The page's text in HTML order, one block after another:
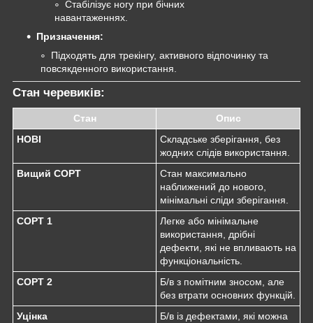
Стабілізує ногу при бічних
навантаженнях.
Призначення:
Підходять для трекінгу, активного відпочинку та
повсякденного використання.
Стан черевиків:
Стан
Опис
НОВІ
Складське зберігання, без
жодних слідів використання.
Вищий СОРТ
Стан максимально
наближений до нового,
мінімальні сліди зберігання.
СОРТ 1
Легке або мінімальне
використання, дрібні
дефекти, які не впливають на
функціональність.
СОРТ 2
Б/в з помітним зносом, але
без втрати основних функцій.
Уцінка
Б/в із дефектами, які можна